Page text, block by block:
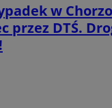
w
przez DTŚ.